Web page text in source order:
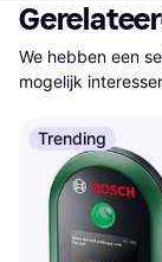
We hebben een
mogelijk
Trending